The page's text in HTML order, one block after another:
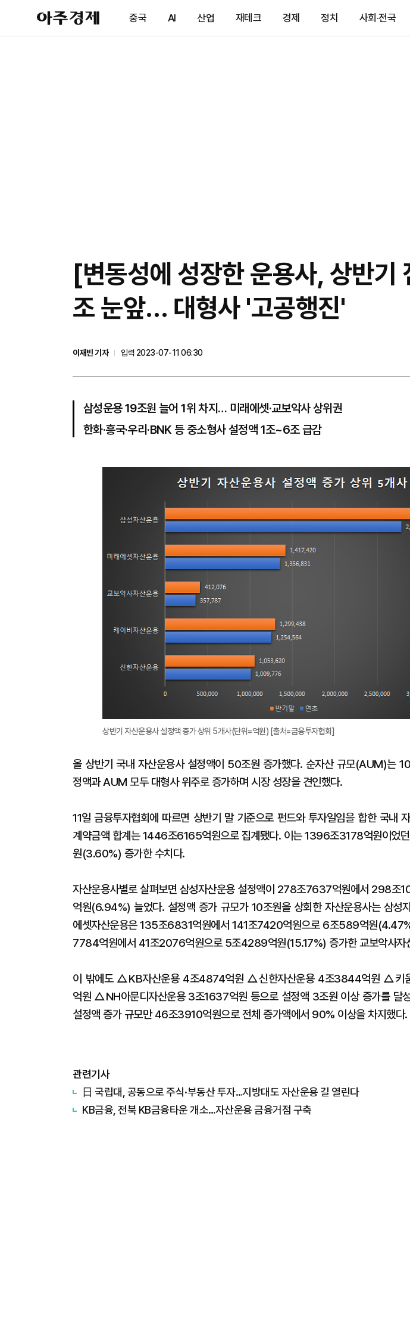
아
주
제
중국 AI 산업 재테크 경제 정치 사회·전국
[변동성에 성장한 운용사, 상반
조 눈앞… 대형사 '고공행진'
이재빈 기자
입력 2023-07-11 06:30
삼성운용 19조원 늘어 1위 차지… 미래에셋·교보악사 상위권
한화·흥국·우리·BNK 등 중소형사 설정액 1조~6조 급감
상반기 자산운용사 설정액 증가 상위 5개사(단위=억원) [출처=금융투자협회]
올 상반기 국내 자산운용사 설정액이 50조원 증가했다. 순자산 규모(AUM)는
정액과 AUM 모두 대형사 위주로 증가하며 시장 성장을 견인했다.
11일 금융투자협회에 따르면 상반기 말 기준으로 펀드와 투자일임을 합한 국내
계약금액 합계는 1446조6165억원으로 집계됐다. 이는 1396조3178억원이었
원(3.60%) 증가한 수치다.
자산운용사별로 살펴보면 삼성자산운용 설정액이 278조7637억원에서 298
억원(6.94%) 늘었다. 설정액 증가 규모가 10조원을 상회한 자산운용사는 삼성
에셋자산운용은 135조6831억원에서 141조7420억원으로 6조589억원
7784억원에서 41조2076억원으로 5조4289억원(15.17%) 증가한 교보악사자
이 밖에도 △KB자산운용 4조4874억원 △신한자산운용 4조3844억원 △키
억원 △NH아문디자산운용 3조1637억원 등으로 설정액 3조원 이상 증가를 달
설정액 증가 규모만 46조3910억원으로 전체 증가액에서 90% 이상을 차지했다.
관련기사
日 국립대, 공동으로 주식·부동산 투자…지방대도 자산운용 길 열린다
KB금융, 전북 KB금융타운 개소…자산운용 금융거점 구축